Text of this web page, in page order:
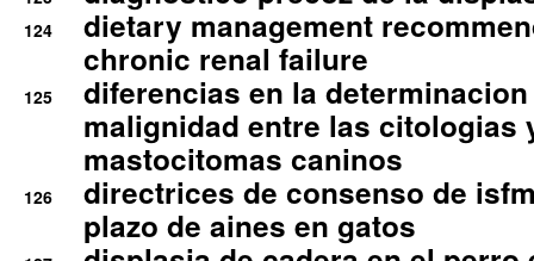
124
dietary management
chronic renal failure
125
diferencias en la
malignidad entre las citologias
mastocitomas caninos
126
directrices de consenso de
plazo de aines en gatos